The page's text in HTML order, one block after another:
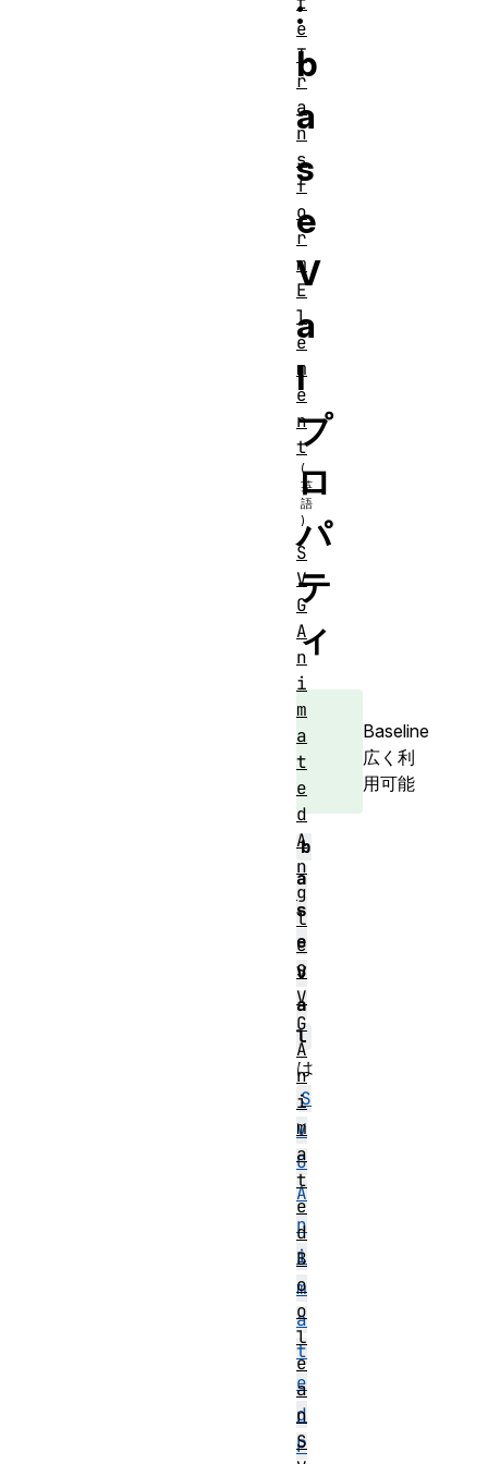
:
b
a
s
e
V
a
l
プ
ロ
パ
テ
ィ
Baseline
広く利
用可能
b
a
s
e
V
a
l
は
S
V
G
A
n
i
m
a
t
e
d
P
e
T
r
a
n
s
f
o
r
m
E
l
e
m
e
n
t
S
V
G
A
n
i
m
a
t
e
d
A
n
g
l
e
S
V
G
A
n
i
m
a
t
e
d
B
o
o
l
e
a
n
S